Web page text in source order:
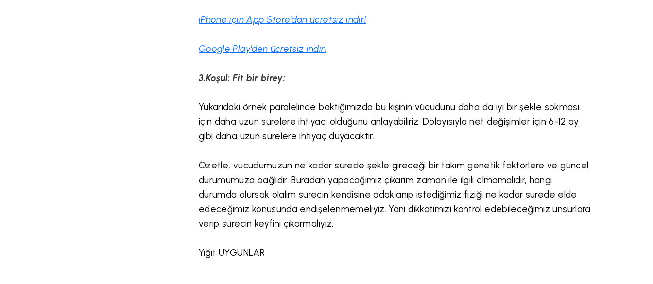
iPhone için App Store'dan ücretsiz indir!
Google Play'den ücretsiz indir!
3.Koşul: Fit bir birey:
Yukarıdaki örnek paralelinde baktığımızda bu kişinin vücudunu daha da iyi bir şekle sokması
için daha uzun sürelere ihtiyacı olduğunu anlayabiliriz. Dolayısıyla net değişimler için 6-12 ay
gibi daha uzun sürelere ihtiyaç duyacaktır.
Özetle, vücudumuzun ne kadar sürede şekle gireceği bir takım genetik faktörlere ve güncel
durumumuza bağlıdır. Buradan yapacağımız çıkarım zaman ile ilgili olmamalıdır, hangi
durumda olursak olalım sürecin kendisine odaklanıp istediğimiz fiziği ne kadar sürede elde
edeceğimiz konusunda endişelenmemeliyiz. Yani dikkatimizi kontrol edebileceğimiz unsurlara
verip sürecin keyfini çıkarmalıyız.
Yiğit UYGUNLAR